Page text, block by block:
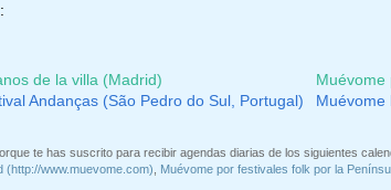
de la villa (Madrid)
Muévome
Andanças (São Pedro do Sul, Portugal) Muévome
te has suscrito para recibir agendas diarias de los siguientes
(http://www.muevome.com) Muévome por festivales folk por la